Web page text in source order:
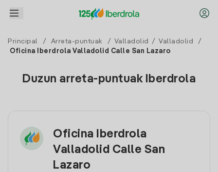
Principal / Arreta-puntuak / Valladolid / Valladolid
/
Oficina Iberdrola Valladolid Calle San Lazaro
Duzun arreta-puntuak Iberdrola
Oficina Iberdrola
Valladolid Calle San
Lazaro